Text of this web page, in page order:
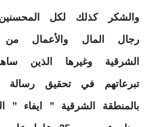
والشكر كذلك لكل
رجال المال والأعمال من
الشرقية وغيرها الذين
تبرعاتهم في تحقيق رسالة
بالمنطقة الشرقية ” ايفاء ”